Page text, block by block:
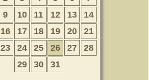
9 10 11 12 13
14
16 17 18 19 20
21
23 24 25 26 27
28
29
30 31